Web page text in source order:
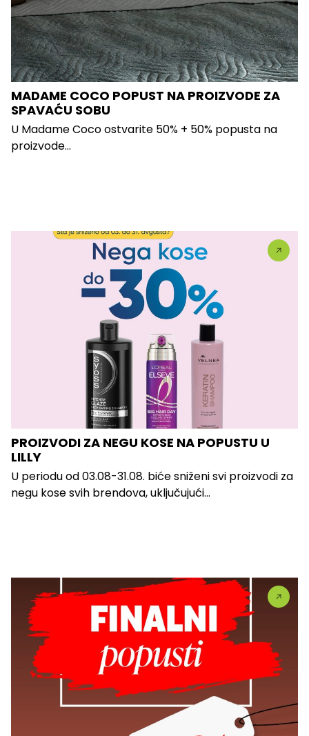
MADAME COCO POPUST NA PROIZVODE ZA
SPAVAĆU SOBU
U Madame Coco ostvarite 50% + 50% popusta na
proizvode...
PROIZVODI ZA NEGU KOSE NA POPUSTU U
LILLY
U periodu od 03.08-31.08. biće sniženi svi proizvodi za
negu kose svih brendova, uključujući...